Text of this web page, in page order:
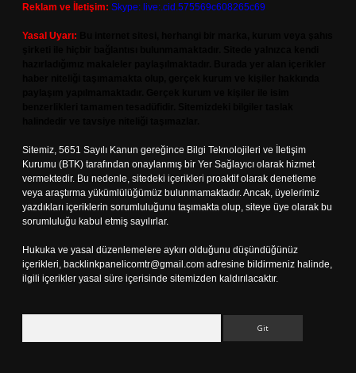
Reklam ve İletişim: Skype: live:.cid.575569c608265c69
Yasal Uyarı:
Sitemiz, 5651 Sayılı Kanun gereğince Bilgi Teknolojileri ve İletişim
Kurumu (BTK) tarafından onaylanmış bir Yer Sağlayıcı olarak hizmet
vermektedir. Bu nedenle, sitedeki içerikleri proaktif olarak denetleme
veya araştırma yükümlülüğümüz bulunmamaktadır. Ancak, üyelerimiz
yazdıkları içeriklerin sorumluluğunu taşımakta olup, siteye üye olarak bu
sorumluluğu kabul etmiş sayılırlar.
Hukuka ve yasal düzenlemelere aykırı olduğunu düşündüğünüz
içerikleri, backlinkpanelicomtr@gmail.com adresine bildirmeniz halinde,
ilgili içerikler yasal süre içerisinde sitemizden kaldırılacaktır.